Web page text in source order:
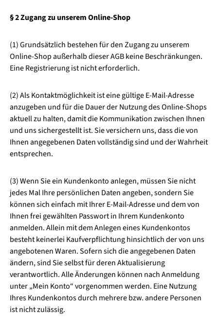
§ 2 Zugang zu unserem Online-Shop
(1) Grundsätzlich bestehen für den Zugang zu unserem
Online-Shop außerhalb dieser AGB keine Beschränkungen.
Eine Registrierung ist nicht erforderlich.
(2) Als Kontaktmöglichkeit ist eine gültige E-Mail-Adresse
anzugeben und für die Dauer der Nutzung des Online-Shops
aktuell zu halten, damit die Kommunikation zwischen Ihnen
und uns sichergestellt ist. Sie versichern uns, dass die von
Ihnen angegebenen Daten vollständig sind und der Wahrheit
entsprechen.
(3) Wenn Sie ein Kundenkonto anlegen, müssen Sie nicht
jedes Mal Ihre persönlichen Daten angeben, sondern Sie
können sich einfach mit Ihrer E-Mail-Adresse und dem von
Ihnen frei gewählten Passwort in Ihrem Kundenkonto
anmelden. Allein mit dem Anlegen eines Kundenkontos
besteht keinerlei Kaufverpflichtung hinsichtlich der von uns
angebotenen Waren. Sofern sich die angegebenen Daten
ändern, sind Sie selbst für deren Aktualisierung
verantwortlich. Alle Änderungen können nach Anmeldung
unter „Mein Konto“ vorgenommen werden. Eine Nutzung
Ihres Kundenkontos durch mehrere bzw. andere Personen
ist nicht zulässig.